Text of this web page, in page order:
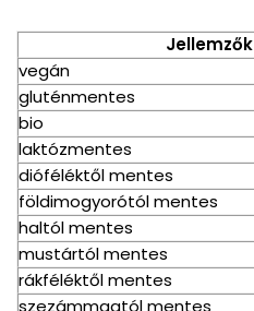
Jellemzők
vegán
gluténmentes
bio
laktózmentes
dióféléktől mentes
földimogyorótól mentes
haltól mentes
mustártól mentes
rákféléktől mentes
szezámmagtól mentes